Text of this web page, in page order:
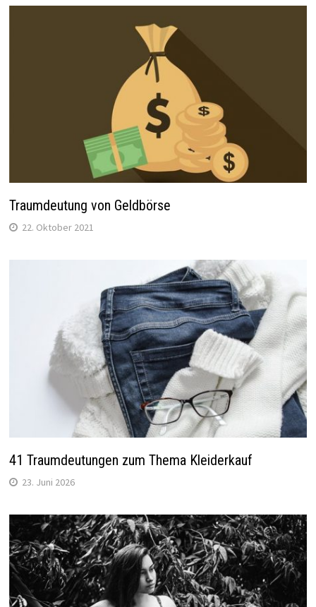
Traumdeutung von Geldbörse
22. Oktober 2021
41 Traumdeutungen zum Thema Kleiderkauf
23. Juni 2026